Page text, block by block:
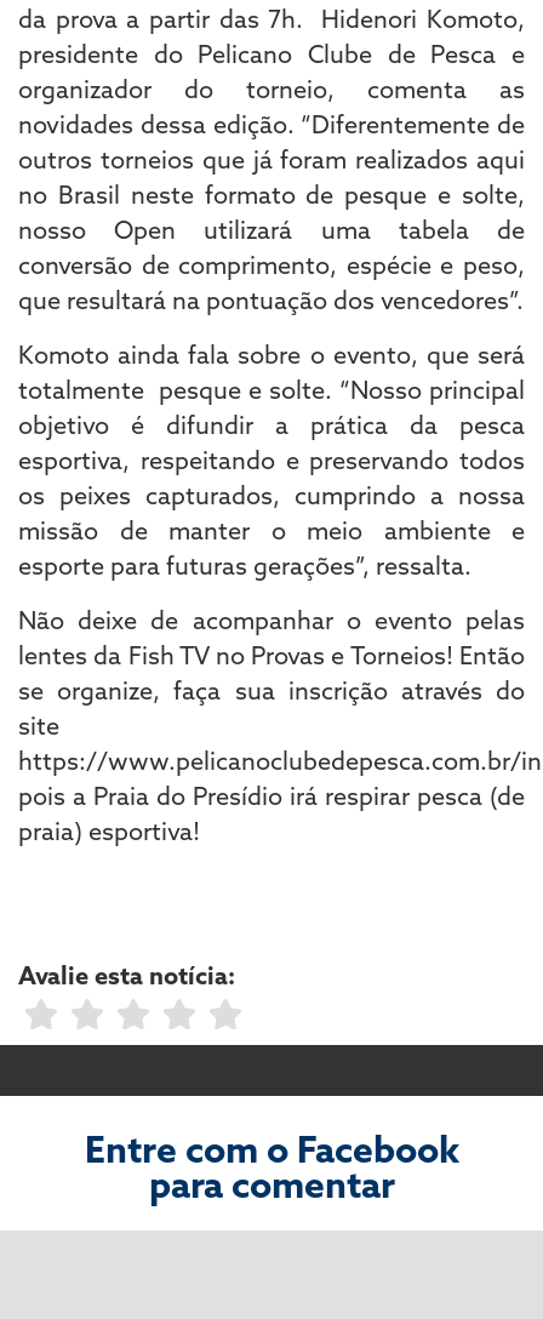
da prova a partir das 7h. Hidenori Komoto,
presidente do Pelicano Clube de Pesca e
organizador do torneio, comenta as
novidades dessa edição. “Diferentemente de
outros torneios que já foram realizados aqui
no Brasil neste formato de pesque e solte,
nosso Open utilizará uma tabela de
conversão de comprimento, espécie e peso,
que resultará na pontuação dos vencedores”.
Komoto ainda fala sobre o evento, que será
totalmente pesque e solte. “Nosso principal
objetivo é difundir a prática da pesca
esportiva, respeitando e preservando todos
os peixes capturados, cumprindo a nossa
missão de manter o meio ambiente e
esporte para futuras gerações”, ressalta.
Não deixe de acompanhar o evento pelas
lentes da Fish TV no Provas e Torneios! Então
se organize, faça sua inscrição através do
site
https://www.pelicanoclubedepesca.com.br/
pois a Praia do Presídio irá respirar pesca (de
praia) esportiva!
Avalie esta notícia:
Entre com o Facebook
para comentar